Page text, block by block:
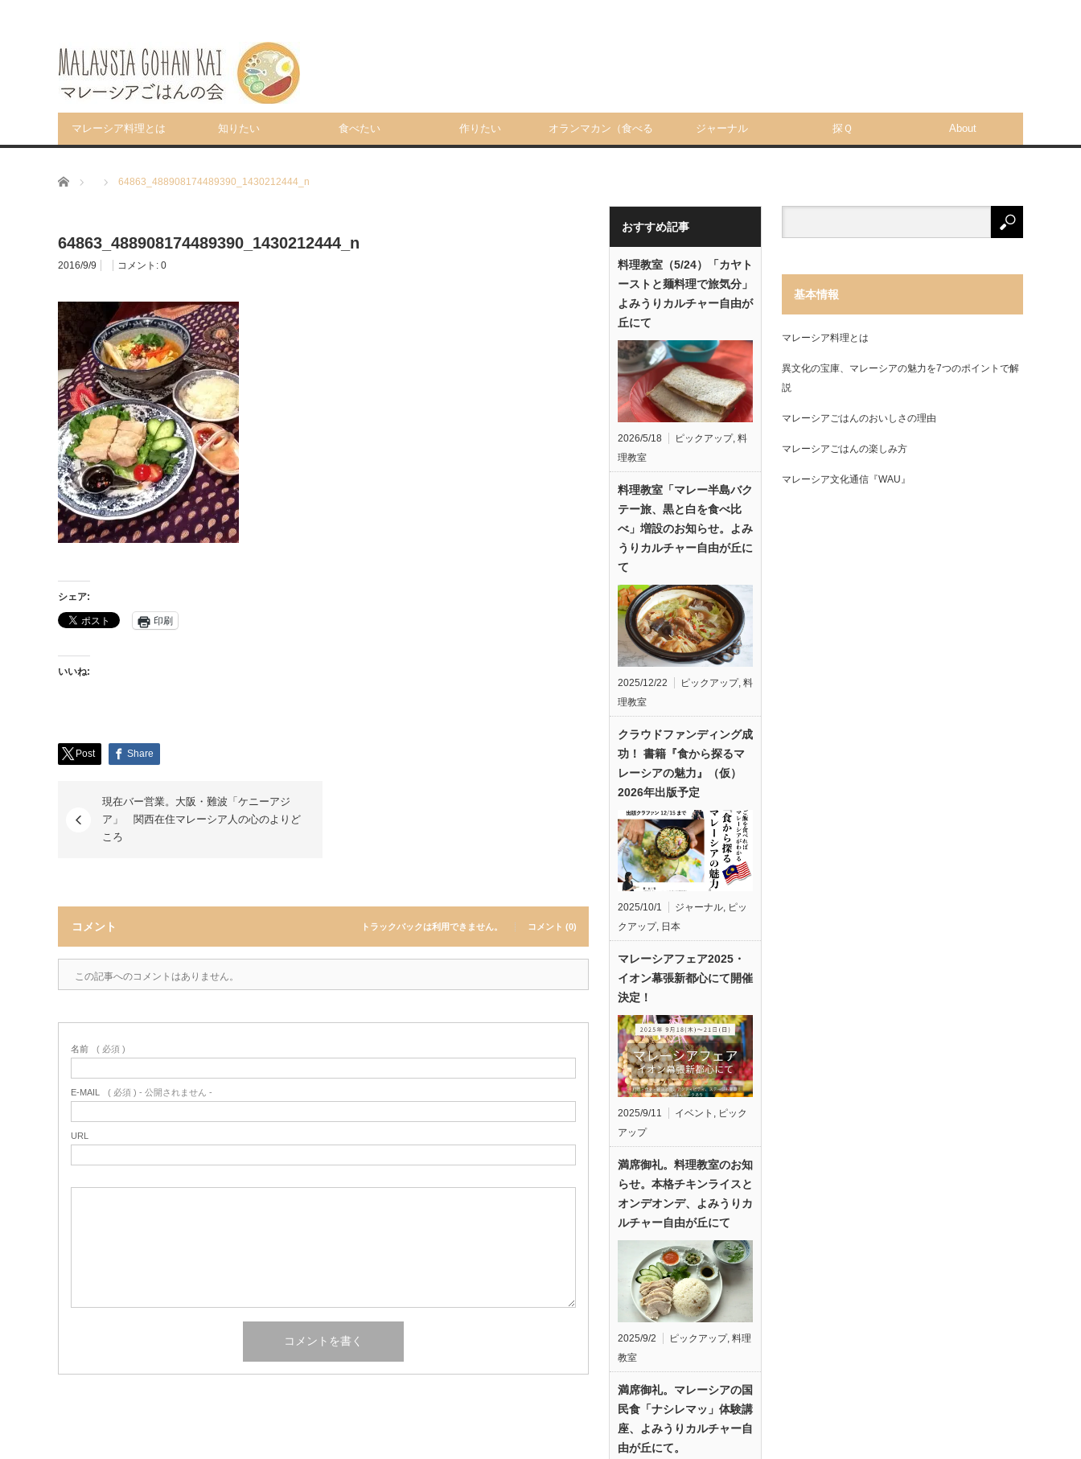
マレーシア料理とは 知りたい 食べたい 作りたい オランマカン（食べる ジャーナル 探Ｑ About
ホーム 64863_488908174489390_1430212444_n
64863_488908174489390_1430212444_n
2016/9/9 コメント: 0
シェア:
印刷
いいね:
Post Share
現在バー営業。大阪・難波「ケニーアジ
ア」 関西在住マレーシア人の心のよりど
ころ
コメント トラックバックは利用できません。 コメント (0)
この記事へのコメントはありません。
名前 ( 必須 )
E-MAIL ( 必須 ) - 公開されません -
URL
おすすめ記事
料理教室（5/24）「カヤト
ーストと麺料理で旅気分」
よみうりカルチャー自由が
丘にて
2026/5/18 ピックアップ, 料
理教室
料理教室「マレー半島バク
テー旅、黒と白を食べ比
べ」増設のお知らせ。よみ
うりカルチャー自由が丘に
て
2025/12/22 ピックアップ, 料
理教室
クラウドファンディング成
功！ 書籍『食から探るマ
レーシアの魅力』（仮）
2026年出版予定
2025/10/1 ジャーナル, ピッ
クアップ, 日本
マレーシアフェア2025・
イオン幕張新都心にて開催
決定！
2025/9/11 イベント , ピック
アップ
満席御礼。料理教室のお知
らせ。本格チキンライスと
オンデオンデ、よみうりカ
ルチャー自由が丘にて
2025/9/2 ピックアップ, 料理
教室
満席御礼。マレーシアの国
民食「ナシレマッ」体験講
座、よみうりカルチャー自
由が丘にて。
基本情報
マレーシア料理とは
異文化の宝庫、マレーシアの魅力を7つのポイントで解
説
マレーシアごはんのおいしさの理由
マレーシアごはんの楽しみ方
マレーシア文化通信『WAU』